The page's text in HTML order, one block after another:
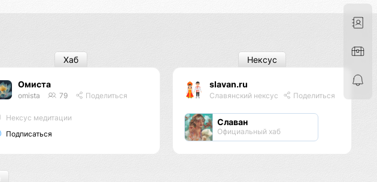
Омиста
omista 79 Поделиться
Нексус медитации
Подписаться
Хаб
slavan.ru
Славянский нексус Поделиться
Славан
Официальный хаб
Нексус